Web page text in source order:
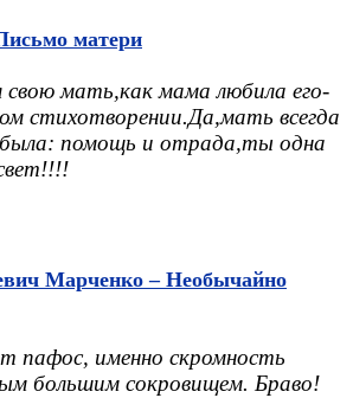
матери
свою мать,как мама любила его-
стихотворении.Да,мать всегда
была: помощь и отрада,ты одна
Марченко – Необычайно
пафос, именно скромность
большим сокровищем. Браво!